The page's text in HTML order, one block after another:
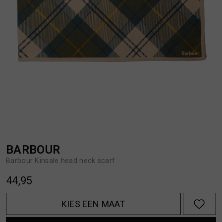
BROEKEN
HANDSCHOENEN
JEANS
JASSEN
JEANS
POLO'S
BARBOUR
Barbour Kinsale head neck scarf
44,95
KIES EEN MAAT